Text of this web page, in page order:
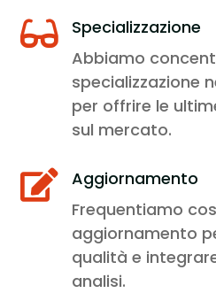

Specializzazione
Abbiamo
specializzazione
per offrire le
sul mercato.

Aggiornamento
Frequentiamo
aggiornamento
qualità e
analisi.